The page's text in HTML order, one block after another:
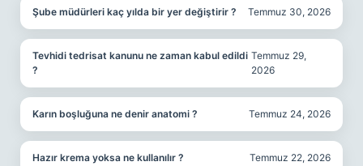
Şube müdürleri kaç yılda bir yer değiştirir ? Temmuz 30, 2026
Tevhidi tedrisat kanunu ne zaman kabul edildi
?
Temmuz 29,
2026
Karın boşluğuna ne denir anatomi ? Temmuz 24, 2026
Hazır krema yoksa ne kullanılır ? Temmuz 22, 2026